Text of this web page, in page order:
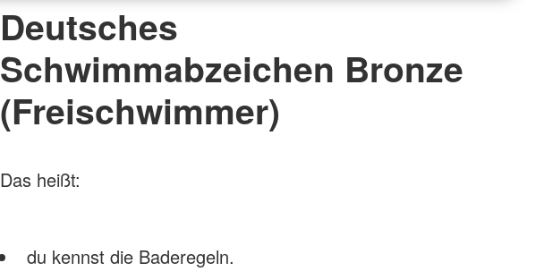
Deutsches
Schwimmabzeichen Bronze
(Freischwimmer)
Das heißt:
du kennst die Baderegeln.